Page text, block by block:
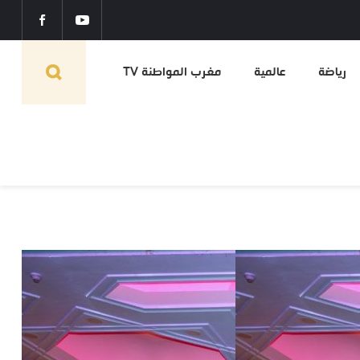
رياضة عالمية مغرب المواطنة TV